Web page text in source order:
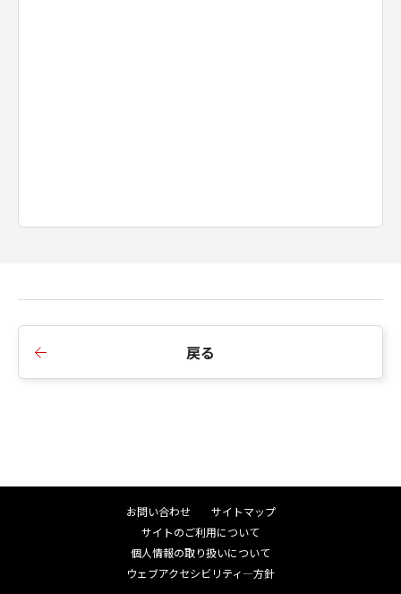
戻る
お問い合わせ
サイトマップ
サイトのご利用について
個人情報の取り扱いについて
ウェブアクセシビリティ―方針